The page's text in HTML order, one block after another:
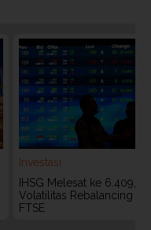
Investasi
IHSG Melesat ke 6.409,
Volatilitas Rebalancing
FTSE